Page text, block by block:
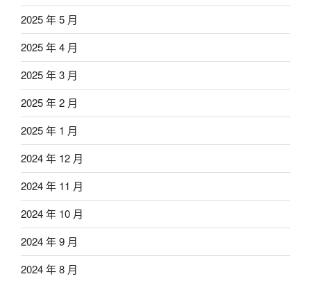
2025 年 5 月
2025 年 4 月
2025 年 3 月
2025 年 2 月
2025 年 1 月
2024 年 12 月
2024 年 11 月
2024 年 10 月
2024 年 9 月
2024 年 8 月